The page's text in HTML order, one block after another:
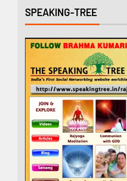
SPEAKING-TREE